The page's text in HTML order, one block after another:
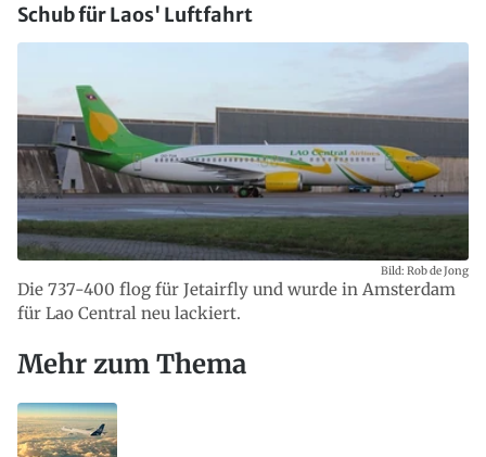
Schub für Laos' Luftfahrt
Die 737-400 flog für Jetairfly und wurde in Amsterdam
für Lao Central neu lackiert.
Bild: Rob de Jong
Mehr zum Thema